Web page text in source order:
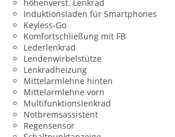
höhenverst. Lenkrad
Induktionsladen für Smartphones
Keyless-Go
Komfortschließung mit FB
Lederlenkrad
Lendenwirbelstütze
Lenkradheizung
Mittelarmlehne hinten
Mittelarmlehne vorn
Multifunktionslenkrad
Notbremsassistent
Regensensor